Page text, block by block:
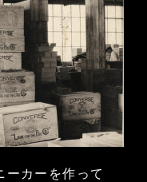
ーカーを作って